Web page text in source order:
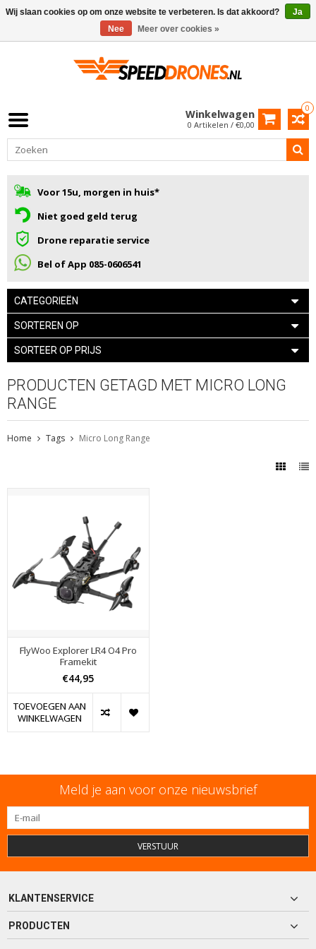
0
Winkelwagen
0 Artikelen / €0,00
Voor 15u, morgen in huis*
Niet goed geld terug
Drone reparatie service
Bel of App 085-0606541
CATEGORIEËN
SORTEREN OP
SORTEER OP PRIJS
PRODUCTEN GETAGD MET MICRO LONG
RANGE
Home Tags Micro Long Range
FlyWoo Explorer LR4 O4 Pro
Framekit
€44,95
TOEVOEGEN AAN
WINKELWAGEN
Meld je aan voor onze nieuwsbrief
VERSTUUR
KLANTENSERVICE
PRODUCTEN
Wij slaan cookies op om onze website te verbeteren. Is dat akkoord?
Ja
Nee
Meer over cookies »